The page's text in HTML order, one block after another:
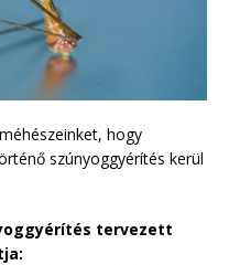
hogy
szúnyoggyérítés kerül
tervezett